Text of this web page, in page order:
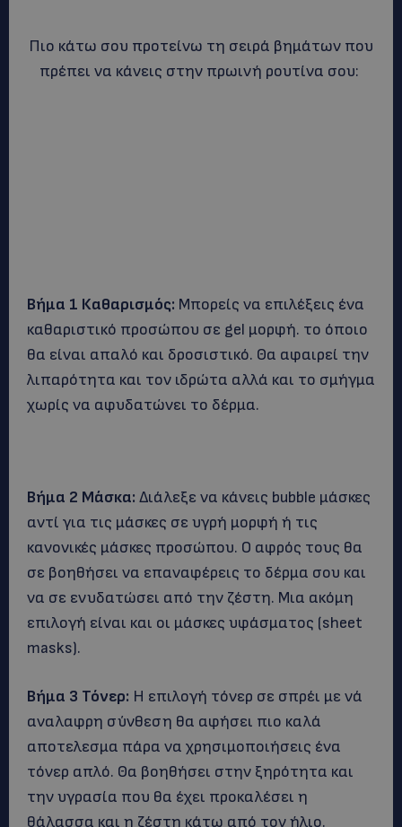
Πιο κάτω σου προτείνω τη σειρά βημάτων που
πρέπει να κάνεις στην πρωινή ρουτίνα σου:
Βήμα 1 Καθαρισμός: Μπορείς να επιλέξεις ένα
καθαριστικό προσώπου σε gel μορφή. το όποιο
θα είναι απαλό και δροσιστικό. Θα αφαιρεί την
λιπαρότητα και τον ιδρώτα αλλά και το σμήγμα
χωρίς να αφυδατώνει το δέρμα.
Βήμα 2 Μάσκα: Διάλεξε να κάνεις bubble μάσκες
αντί για τις μάσκες σε υγρή μορφή ή τις
κανονικές μάσκες προσώπου. Ο αφρός τους θα
σε βοηθήσει να επαναφέρεις το δέρμα σου και
να σε ενυδατώσει από την ζέστη. Μια ακόμη
επιλογή είναι και οι μάσκες υφάσματος (sheet
masks).
Βήμα 3 Τόνερ: Η επιλογή τόνερ σε σπρέι με νά
αναλαφρη σύνθεση θα αφήσει πιο καλά
αποτελεσμα πάρα να χρησιμοποιήσεις ένα
τόνερ απλό. Θα βοηθήσει στην ξηρότητα και
την υγρασία που θα έχει προκαλέσει η
θάλασσα και η ζέστη κάτω από τον ήλιο.